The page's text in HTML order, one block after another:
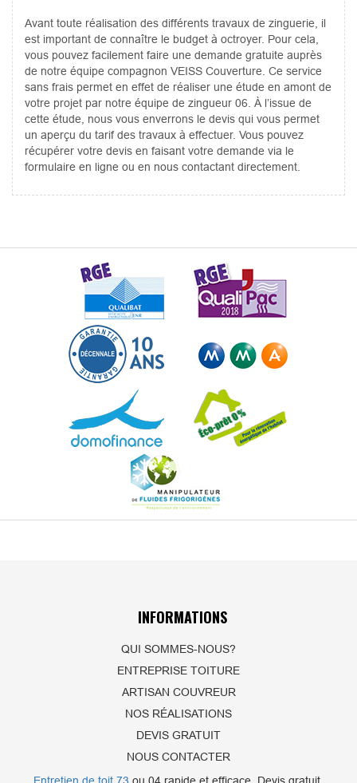
Avant toute réalisation des différents travaux de zinguerie, il
est important de connaître le budget à octroyer. Pour cela,
vous pouvez facilement faire une demande gratuite auprès
de notre équipe compagnon VEISS Couverture. Ce service
sans frais permet en effet de réaliser une étude en amont de
votre projet par notre équipe de zingueur 06. À l’issue de
cette étude, nous vous enverrons le devis qui vous permet
un aperçu du tarif des travaux à effectuer. Vous pouvez
récupérer votre devis en faisant votre demande via le
formulaire en ligne ou en nous contactant directement.
INFORMATIONS
QUI SOMMES-NOUS?
ENTREPRISE TOITURE
ARTISAN COUVREUR
NOS RÉALISATIONS
DEVIS GRATUIT
NOUS CONTACTER
Entretien de toit 73 ou 04 rapide et efficace. Devis gratuit.